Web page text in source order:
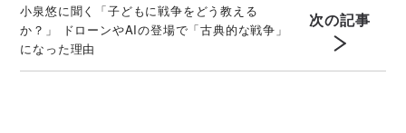
小泉悠に聞く「子どもに戦争をどう教える
か？」 ドローンやAIの登場で「古典的な戦争」
になった理由
次の記事